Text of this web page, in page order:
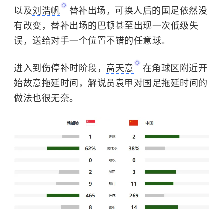
以及刘浩帆
替补出场，可换人后的国足依然没
有改变，替补出场的巴顿甚至出现一次低级失
误，送给对手一个位置不错的任意球。
进入到伤停补时阶段， 高天意
在角球区附近开
始故意拖延时间，解说员袁甲对国足拖延时间的
做法也很无奈。